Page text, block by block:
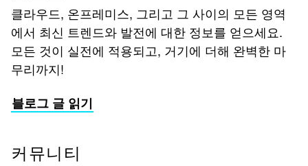
클라우드, 온프레미스, 그리고 그 사이의 모든 영역
에서 최신 트렌드와 발전에 대한 정보를 얻으세요.
모든 것이 실전에 적용되고, 거기에 더해 완벽한 마
무리까지!
블로그 글 읽기
커뮤니티